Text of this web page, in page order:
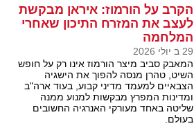
הקרב על הורמוז: איראן מבקשת
לעצב את המזרח התיכון שאחרי
המלחמה
29 ב יולי 2026
המאבק סביב מיצר הורמוז אינו רק על חופש
השיט, טהרן מנסה להפוך את הישגיה
הצבאיים למעמד מדיני קבוע, בעוד ארה"ב
ומדינות המפרץ מבקשות למנוע ממנה
שליטה באחד מעורקי האנרגיה החשובים
בעולם.